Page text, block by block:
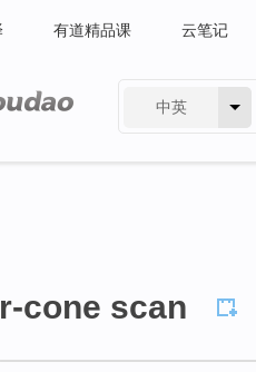
有道精品课 云笔记
中英
cone scan